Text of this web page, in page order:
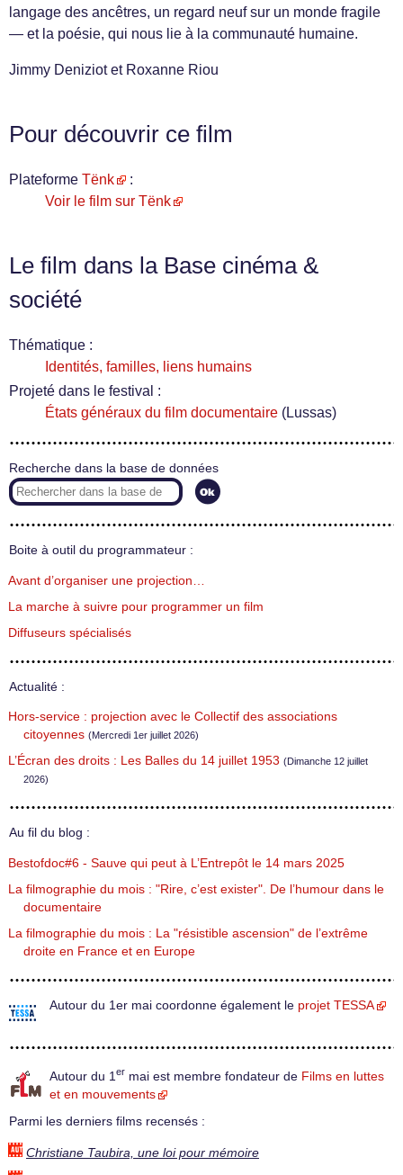
langage des ancêtres, un regard neuf sur un monde fragile
— et la poésie, qui nous lie à la communauté humaine.
Jimmy Deniziot et Roxanne Riou
Pour découvrir ce film
Plateforme Tënk
:
Voir le film sur Tënk
Le film dans la Base cinéma &
société
Thématique :
Identités, familles, liens humains
Projeté dans le festival :
États généraux du film documentaire (Lussas)
Recherche dans la base de données
Boite à outil du programmateur :
Avant d’organiser une projection…
La marche à suivre pour programmer un film
Diffuseurs spécialisés
Actualité :
Hors-service : projection avec le Collectif des associations
citoyennes (Mercredi 1er juillet 2026)
L’Écran des droits : Les Balles du 14 juillet 1953 (Dimanche 12 juillet
2026)
Au fil du blog :
Bestofdoc#6 - Sauve qui peut à L’Entrepôt le 14 mars 2025
La filmographie du mois : "Rire, c’est exister". De l’humour dans le
documentaire
La filmographie du mois : La "résistible ascension" de l’extrême
droite en France et en Europe
Autour du 1er mai coordonne également le projet TESSA
Autour du 1 er mai est membre fondateur de Films en luttes
et en mouvements
Parmi les derniers films recensés :
Christiane Taubira, une loi pour mémoire